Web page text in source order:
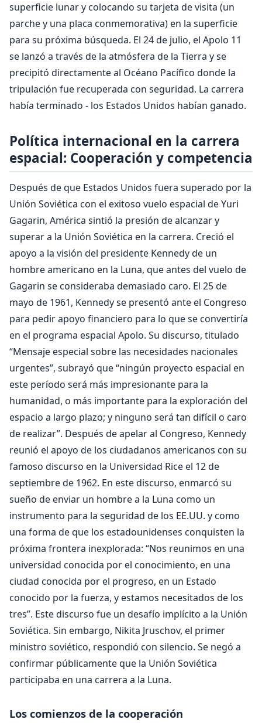
superficie lunar y colocando su tarjeta de visita (un
parche y una placa conmemorativa) en la superficie
para su próxima búsqueda. El 24 de julio, el Apolo 11
se lanzó a través de la atmósfera de la Tierra y se
precipitó directamente al Océano Pacífico donde la
tripulación fue recuperada con seguridad. La carrera
había terminado - los Estados Unidos habían ganado.
Política internacional en la carrera
espacial: Cooperación y competencia
Después de que Estados Unidos fuera superado por la
Unión Soviética con el exitoso vuelo espacial de Yuri
Gagarin, América sintió la presión de alcanzar y
superar a la Unión Soviética en la carrera. Creció el
apoyo a la visión del presidente Kennedy de un
hombre americano en la Luna, que antes del vuelo de
Gagarin se consideraba demasiado caro. El 25 de
mayo de 1961, Kennedy se presentó ante el Congreso
para pedir apoyo financiero para lo que se convertiría
en el programa espacial Apolo. Su discurso, titulado
“Mensaje especial sobre las necesidades nacionales
urgentes”, subrayó que “ningún proyecto espacial en
este período será más impresionante para la
humanidad, o más importante para la exploración del
espacio a largo plazo; y ninguno será tan difícil o caro
de realizar”. Después de apelar al Congreso, Kennedy
reunió el apoyo de los ciudadanos americanos con su
famoso discurso en la Universidad Rice el 12 de
septiembre de 1962. En este discurso, enmarcó su
sueño de enviar un hombre a la Luna como un
instrumento para la seguridad de los EE.UU. y como
una forma de que los estadounidenses conquisten la
próxima frontera inexplorada: “Nos reunimos en una
universidad conocida por el conocimiento, en una
ciudad conocida por el progreso, en un Estado
conocido por la fuerza, y estamos necesitados de los
tres”. Este discurso fue un desafío implícito a la Unión
Soviética. Sin embargo, Nikita Jruschov, el primer
ministro soviético, respondió con silencio. Se negó a
confirmar públicamente que la Unión Soviética
participaba en una carrera a la Luna.
Los comienzos de la cooperación